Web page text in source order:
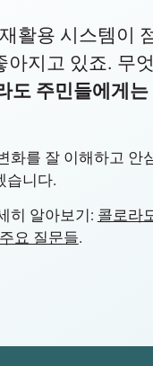
활용 시스템이
아지고 있죠. 무
도 주민들에게
화를 잘 이해하고 안
습니다.
히 알아보기: 콜로라
요 질문들.